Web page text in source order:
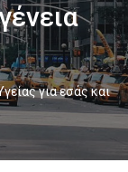
για εσάς και